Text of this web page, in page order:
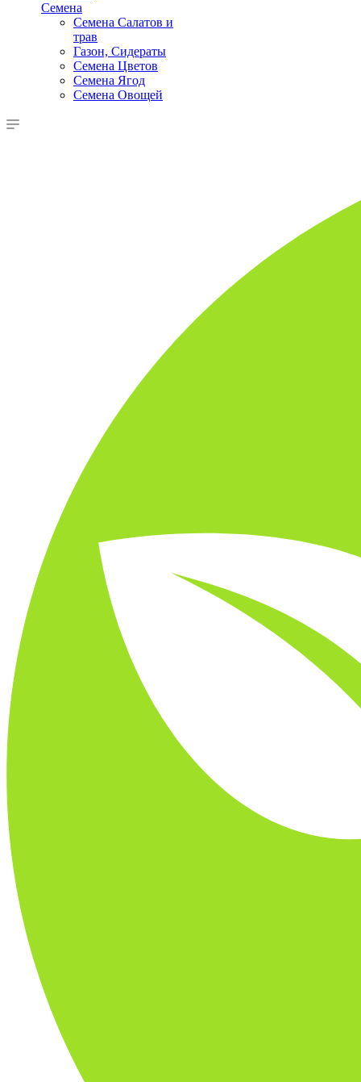
Семена
Семена Салатов и
трав
Газон, Сидераты
Семена Цветов
Семена Ягод
Семена Овощей